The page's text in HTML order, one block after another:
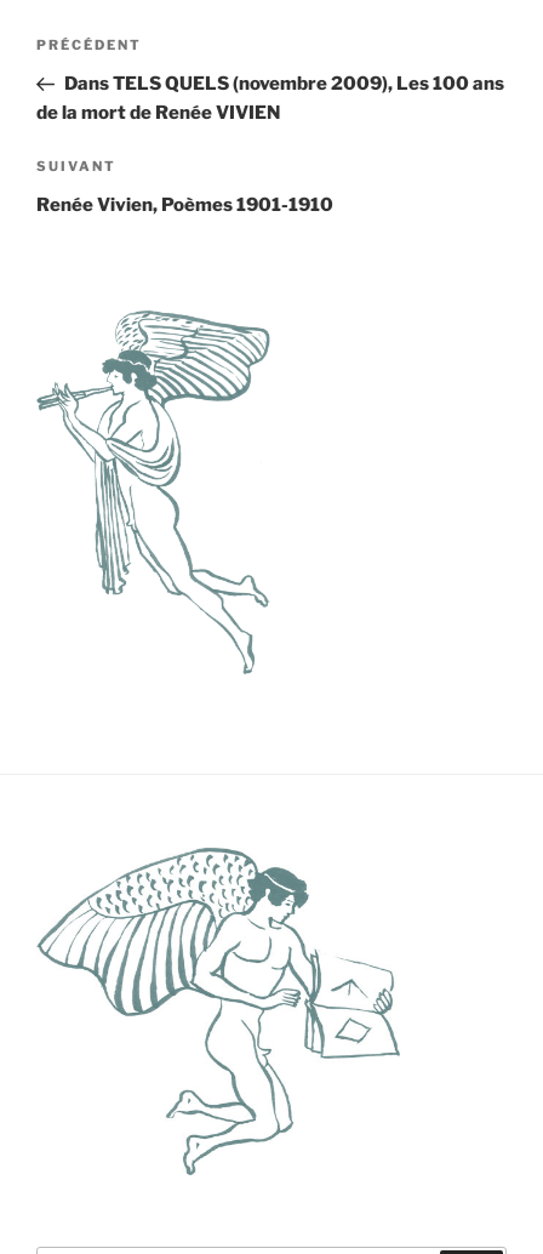
Navigation
l’article
Article
précédent
PRÉCÉDENT
Dans TELS QUELS (novembre 2009), Les 100 ans
de la mort de Renée VIVIEN
Article
suivant
SUIVANT
Renée Vivien, Poèmes 1901-1910